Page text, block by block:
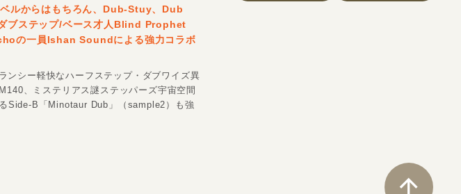
ルからはもちろん、Dub-Stuy、Dub
ブステップ/ベース才人Blind Prophet
の一員Ishan Soundによる強力コラボ
ンシー軽快なハーフステップ・ダブワイズ異
、ミステリアス謎ステッパーズ宇宙空間
Side-B「Minotaur Dub」（sample2）も強